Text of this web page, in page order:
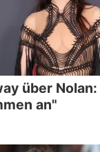
über
an"